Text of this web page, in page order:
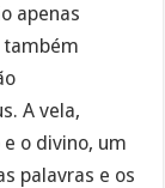
apenas
também
A vela,
o divino, um
palavras e os